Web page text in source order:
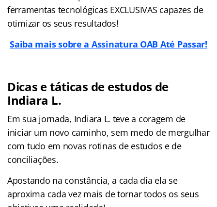
ferramentas tecnológicas EXCLUSIVAS capazes de
otimizar os seus resultados!
Saiba mais sobre a Assinatura OAB Até Passar!
Dicas e táticas de estudos de
Indiara L.
Em sua jornada, Indiara L. teve a coragem de
iniciar um novo caminho, sem medo de mergulhar
com tudo em novas rotinas de estudos e de
conciliações.
Apostando na constância, a cada dia ela se
aproxima cada vez mais de tornar todos os seus